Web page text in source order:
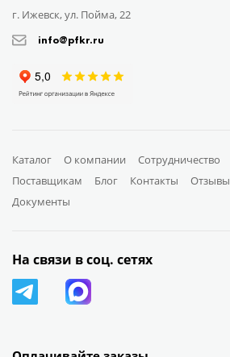
г. Ижевск, ул. Пойма, 22
info@pfkr.ru
Каталог О компании Сотрудничество
Поставщикам
Блог Контакты Отзывы
Документы
На связи в соц. сетях